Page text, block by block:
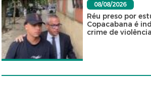
08/08/2026
Réu preso por
Copacabana é
crime de